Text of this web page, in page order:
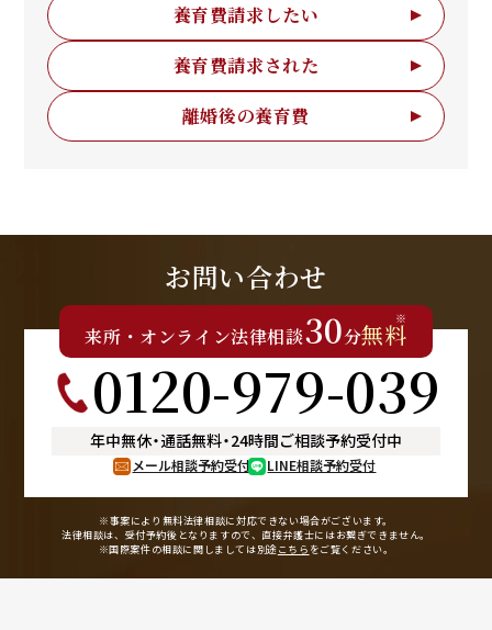
養育費請求したい
養育費請求された
離婚後の養育費
お問い合わせ
来所 ・ オンライン法律相談30分無料
※
0120-979-039
年中無休・通話無料・24時間ご相談予約受付中
メール相談予約受付 LINE相談予約受付
※事案により無料法律相談に対応できない場合がございます。
法律相談は、受付予約後となりますので、 直接弁護士にはお繋ぎできません。
※国際案件の相談に関しましては別途こちら をご覧ください。